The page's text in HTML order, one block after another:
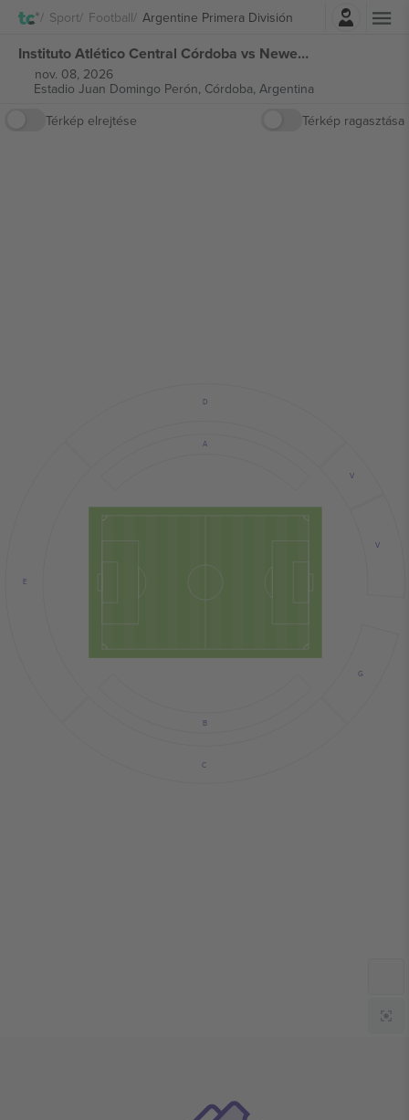
Sport Football Argentine Primera División
Belépés
Instituto Atlético Central Córdoba vs Newell's Old Boys Argentine Primera División jegyek
nov. 08, 2026
Estadio Juan Domingo Perón, Córdoba, Argentina
Térkép elrejtése
Térkép ragasztása
A
B
C
D
E
G
V
V